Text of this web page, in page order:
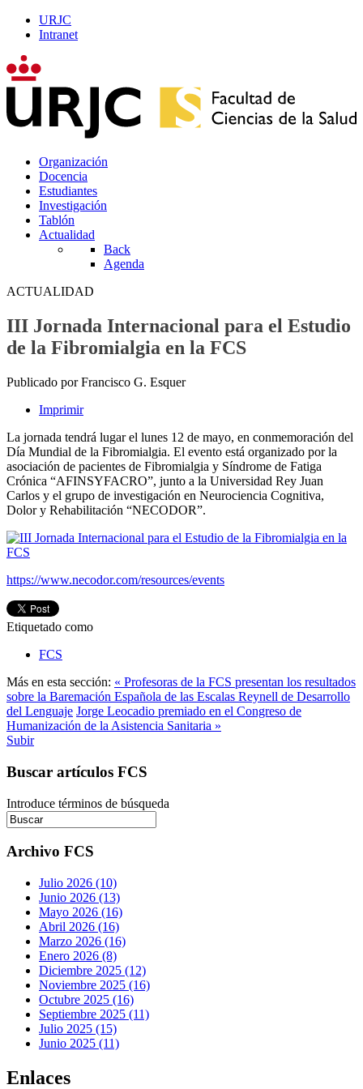
URJC
Intranet
Organización
Docencia
Estudiantes
Investigación
Tablón
Actualidad
Back
Agenda
ACTUALIDAD
III Jornada Internacional para el Estudio
de la Fibromialgia en la FCS
Publicado por Francisco G. Esquer
Imprimir
La jornada tendrá lugar el lunes 12 de mayo, en conmemoración del
Día Mundial de la Fibromialgia. El evento está organizado por la
asociación de pacientes de Fibromialgia y Síndrome de Fatiga
Crónica “AFINSYFACRO”, junto a la Universidad Rey Juan
Carlos y el grupo de investigación en Neurociencia Cognitiva,
Dolor y Rehabilitación “NECODOR”.
https://www.necodor.com/resources/events
Etiquetado como
FCS
Más en esta sección: « Profesoras de la FCS presentan los resultados
sobre la Baremación Española de las Escalas Reynell de Desarrollo
del Lenguaje Jorge Leocadio premiado en el Congreso de
Humanización de la Asistencia Sanitaria »
Subir
Buscar artículos FCS
Introduce términos de búsqueda
Archivo FCS
Julio 2026 (10)
Junio 2026 (13)
Mayo 2026 (16)
Abril 2026 (16)
Marzo 2026 (16)
Enero 2026 (8)
Diciembre 2025 (12)
Noviembre 2025 (16)
Octubre 2025 (16)
Septiembre 2025 (11)
Julio 2025 (15)
Junio 2025 (11)
Enlaces